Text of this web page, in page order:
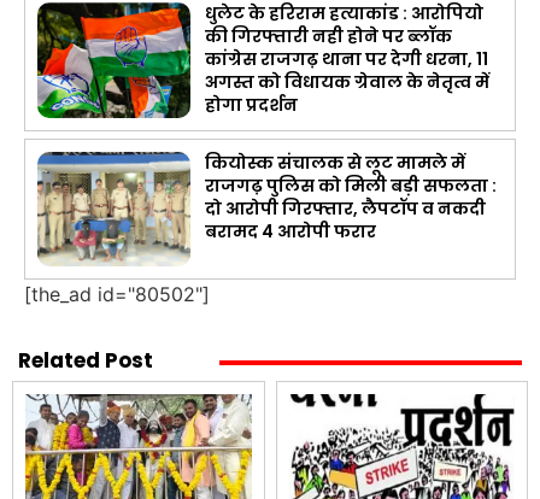
धुलेट के हरिराम हत्याकांड : आरोपियो
की गिरफ्तारी नही होने पर ब्लॉक
कांग्रेस राजगढ़ थाना पर देगी धरना, 11
अगस्त को विधायक ग्रेवाल के नेतृत्व में
होगा प्रदर्शन
कियोस्क संचालक से लूट मामले में
राजगढ़ पुलिस को मिली बड़ी सफलता :
दो आरोपी गिरफ्तार, लैपटॉप व नकदी
बरामद 4 आरोपी फरार
[the_ad id="80502"]
Related Post